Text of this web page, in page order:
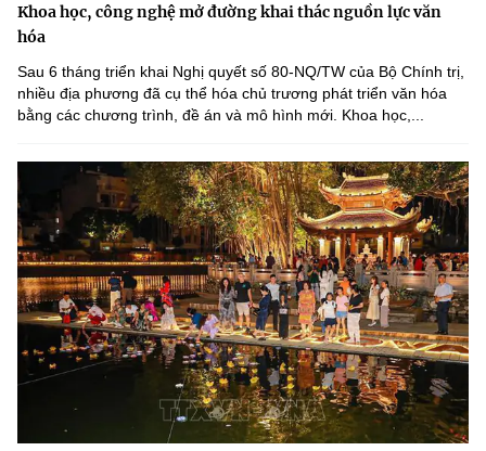
Khoa học, công nghệ mở đường khai thác nguồn lực văn
hóa
Sau 6 tháng triển khai Nghị quyết số 80-NQ/TW của Bộ Chính trị,
nhiều địa phương đã cụ thể hóa chủ trương phát triển văn hóa
bằng các chương trình, đề án và mô hình mới. Khoa học,...